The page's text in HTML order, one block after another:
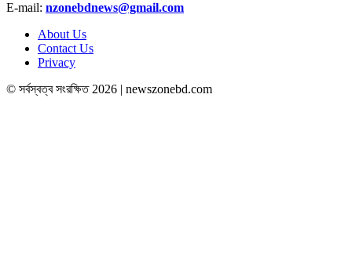
E-mail: nzonebdnews@gmail.com
About Us
Contact Us
Privacy
© সর্বস্বত্ব সংরক্ষিত 2026 | newszonebd.com